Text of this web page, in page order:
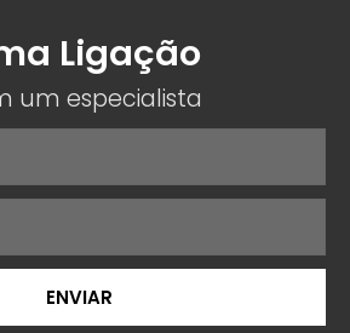
Ligação
um especialista
ENVIAR